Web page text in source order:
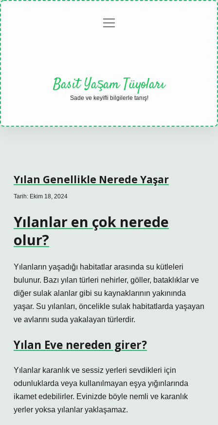
Gizlilikmenüyü
Basit Yaşam Tüyoları
Sade ve keyifli bilgilerle tanış!
Yılan Genellikle Nerede Yaşar
Tarih: Ekim 18, 2024
Yılanlar en çok nerede
olur?
Yılanların yaşadığı habitatlar arasında su kütleleri
bulunur. Bazı yılan türleri nehirler, göller, bataklıklar ve
diğer sulak alanlar gibi su kaynaklarının yakınında
yaşar. Su yılanları, öncelikle sulak habitatlarda yaşayan
ve avlarını suda yakalayan türlerdir.
Yılan Eve nereden girer?
Yılanlar karanlık ve sessiz yerleri sevdikleri için
odunluklarda veya kullanılmayan eşya yığınlarında
ikamet edebilirler. Evinizde böyle nemli ve karanlık
yerler yoksa yılanlar yaklaşamaz.